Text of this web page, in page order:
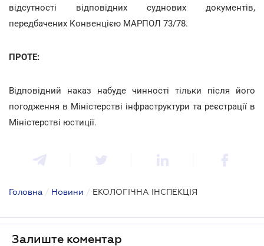
відсутності відповідних суднових документів,
передбачених Конвенцією МАРПОЛ 73/78.
ПРОТЕ:
Відповідний наказ набуде чинності тільки після його
погодження в Міністерстві інфраструктури та реєстрації в
Міністерстві юстиції.
Головна / Новини / ЕКОЛОГІЧНА ІНСПЕКЦІЯ
Залиште коментар